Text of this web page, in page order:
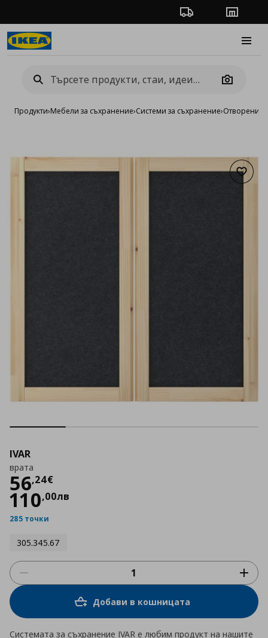
Проследяване на
Camera
Продукти›Мебели за съхранение›Системи за съхранение›Отворени
IVAR
врата
56,24€
Цена
110,00лв
285 точки
305.345.67
Добави в кошницата
Системата за съхранение IVAR е любим продукт на нашите